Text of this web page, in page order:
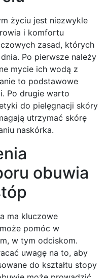
życiu jest niezwykle
i komfortu
zasad, których
Po pierwsze należy
mycie ich wodą z
to podstawowe
Po drugie warto
do pielęgnacji skóry
utrzymać skórę
naskórka.
obuwia
ma kluczowe
pomóc w
w tym odciskom.
uwagę na to, aby
do kształtu stopy